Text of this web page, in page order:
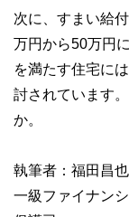
次に、すまい給
万円から50万円
を満たす住宅に
討されています
か。
執筆者：福田昌
一級ファイナン